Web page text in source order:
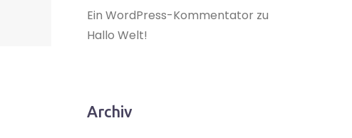
Ein WordPress-Kommentator zu
Hallo Welt!
Archiv